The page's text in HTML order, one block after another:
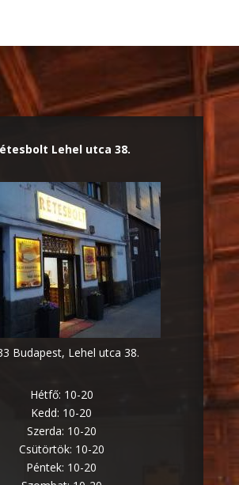
Lehel utca 38.
Budapest, Lehel utca 38.
Hétfő: 10-20
Kedd: 10-20
Szerda: 10-20
Csütörtök: 10-20
Péntek: 10-20